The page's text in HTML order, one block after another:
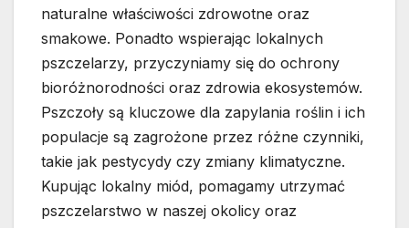
naturalne właściwości zdrowotne oraz
smakowe. Ponadto wspierając lokalnych
pszczelarzy, przyczyniamy się do ochrony
bioróżnorodności oraz zdrowia ekosystemów.
Pszczoły są kluczowe dla zapylania roślin i ich
populacje są zagrożone przez różne czynniki,
takie jak pestycydy czy zmiany klimatyczne.
Kupując lokalny miód, pomagamy utrzymać
pszczelarstwo w naszej okolicy oraz